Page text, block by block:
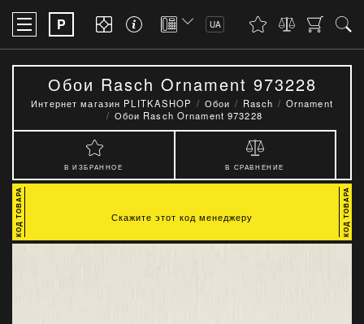
P UA
Обои Rasch Ornament 973228
Интернет магазин PLITKASHOP Обои Rasch
Ornament
Обои Rasch Ornament 973228
В ИЗБРАННОЕ В СРАВНЕНИЕ
Скажите этот код менеджеру